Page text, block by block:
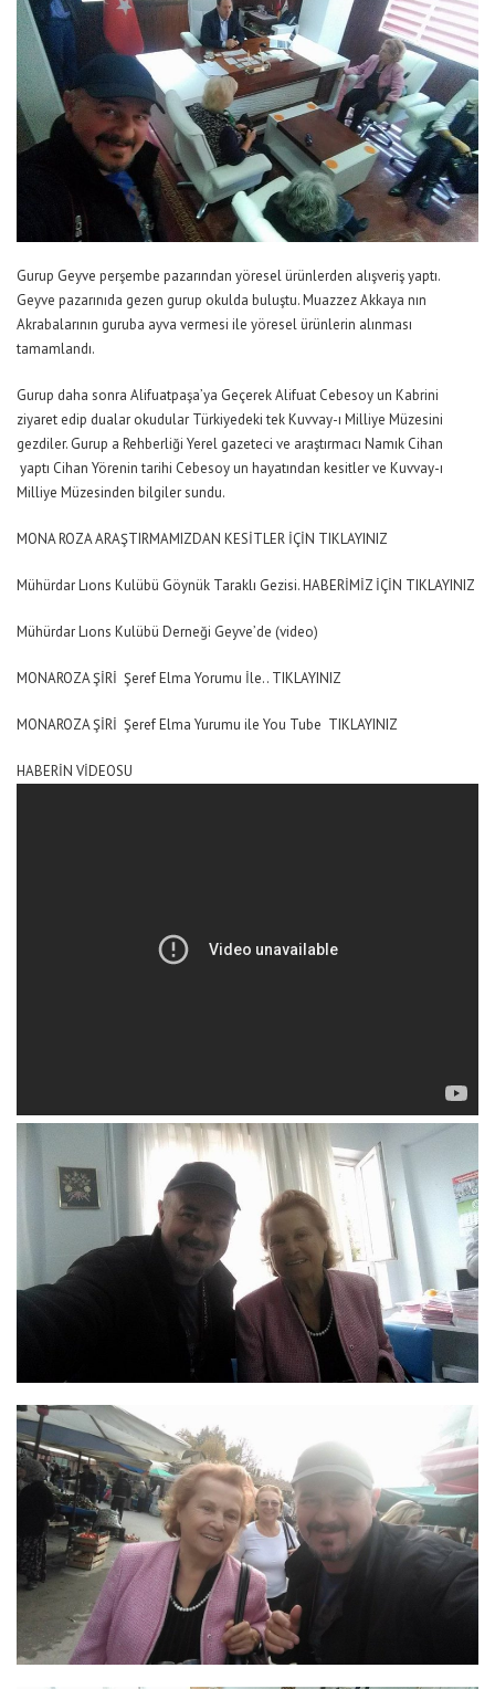
Gurup Geyve perşembe pazarından yöresel ürünlerden alışveriş yaptı.
Geyve pazarınıda gezen gurup okulda buluştu. Muazzez Akkaya nın
Akrabalarının guruba ayva vermesi ile yöresel ürünlerin alınması
tamamlandı.
Gurup daha sonra Alifuatpaşa’ya Geçerek Alifuat Cebesoy un Kabrini
ziyaret edip dualar okudular Türkiyedeki tek Kuvvay-ı Milliye Müzesini
gezdiler. Gurup a Rehberliği Yerel gazeteci ve araştırmacı Namık Cihan
yaptı Cihan Yörenin tarihi Cebesoy un hayatından kesitler ve Kuvvay-ı
Milliye Müzesinden bilgiler sundu.
MONA ROZA ARAŞTIRMAMIZDAN KESİTLER İÇİN TIKLAYINIZ
Mühürdar Lıons Kulübü Göynük Taraklı Gezisi. HABERİMİZ İÇİN TIKLAYINIZ
Mühürdar Lıons Kulübü Derneği Geyve’de (video)
MONAROZA ŞİRİ Şeref Elma Yorumu İle.. TIKLAYINIZ
MONAROZA ŞİRİ Şeref Elma Yurumu ile You Tube TIKLAYINIZ
HABERİN VİDEOSU